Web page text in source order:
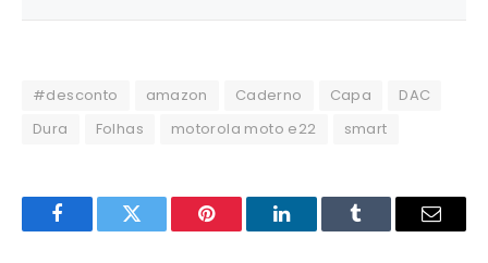
#desconto amazon Caderno Capa
DAC
Dura
Folhas motorola moto e22 smart
FacebookTwitter Pinterest LinkedInTumblr Email